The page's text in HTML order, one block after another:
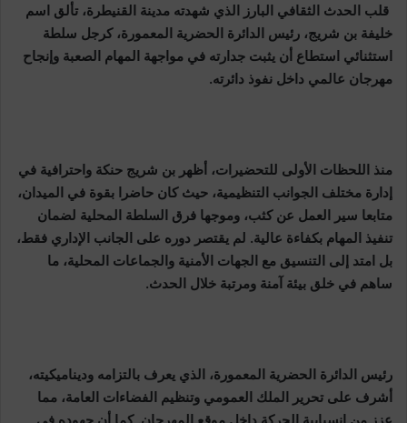
قلب الحدث الثقافي البارز الذي شهدته مدينة القنيطرة، تألق اسم
خليفة بن شريج، رئيس الدائرة الحضرية المعمورة، كرجل سلطة
استثنائي استطاع أن يثبت جدارته في مواجهة المهام الصعبة وإنجاح
مهرجان عالمي داخل نفوذ دائرته.
منذ اللحظات الأولى للتحضيرات، أظهر بن شريج حنكة واحترافية في
إدارة مختلف الجوانب التنظيمية، حيث كان حاضرا بقوة في الميدان،
متابعا سير العمل عن كثب، وموجها فرق السلطة المحلية لضمان
تنفيذ المهام بكفاءة عالية. لم يقتصر دوره على الجانب الإداري فقط،
بل امتد إلى التنسيق مع الجهات الأمنية والجماعات المحلية، ما
ساهم في خلق بيئة آمنة ومرتبة خلال الحدث.
رئيس الدائرة الحضرية المعمورة، الذي يعرف بالتزامه وديناميكيته،
أشرف على تحرير الملك العمومي وتنظيم الفضاءات العامة، مما
عزز من انسيابية الحركة داخل موقع المهرجان. كما أن جهوده في